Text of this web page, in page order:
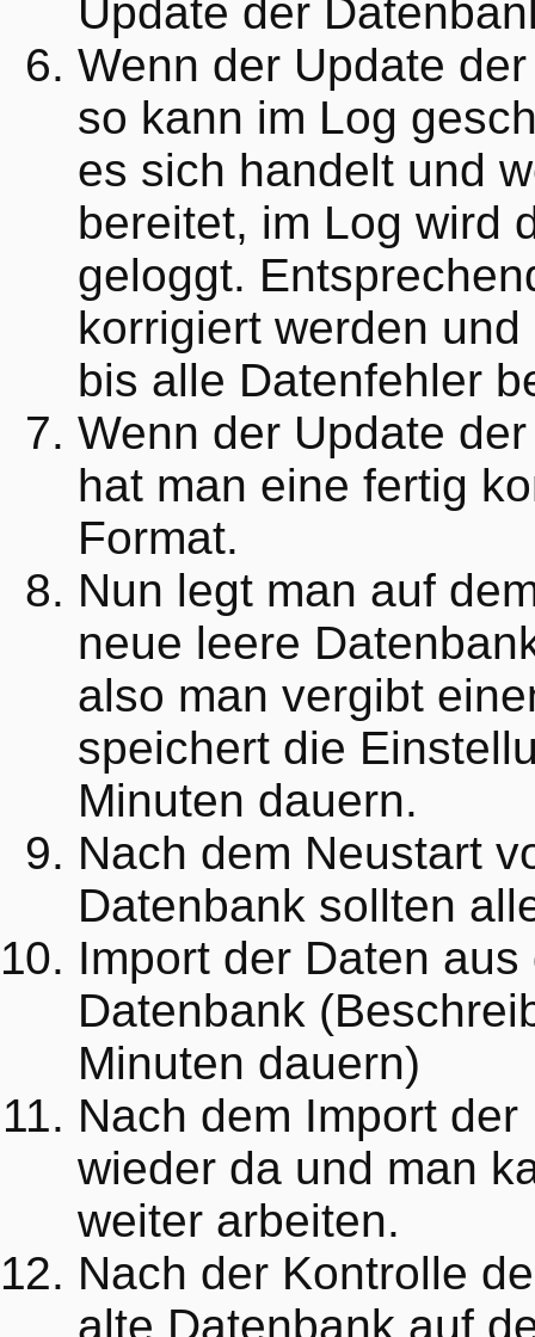
Update der
Wenn der Update
so kann im Log
es sich handelt und
bereitet, im Log wird
geloggt.
korrigiert werden
bis alle Datenfehler
Wenn der Update
hat man eine fertig
Format.
Nun legt man auf
neue leere
also man vergibt
speichert die
Minuten dauern.
Nach dem Neustart
Datenbank sollten
Import der Daten
Datenbank
Minuten dauern)
Nach dem Import
wieder da und man
weiter arbeiten.
Nach der Kontrolle
alte Datenbank auf